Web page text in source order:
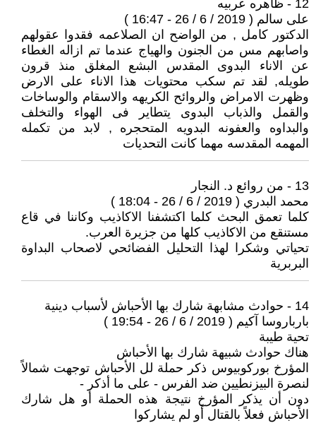
12 - ظاهره عربيه
على سالم ( 2019 / 6 / 26 - 16:47 )
الدكتور كامل , من الواضح ان الصلاعمه فقدوا عقولهم
واصابهم مس من الجنون والهياج عندما تم ازاله الغطاء
عن الاناء البدوى المقدس البشع المغلق منذ قرون
طويله, لقد تم سكب محتويات هذا الاناء على الارض
وظهرت الامراض والروائح الكريهه والاسقام والوساخات
والقمل والذباب البدوى يتطاير فى الهواء والتخلف
والبداوه والعفونه البدويه المتحجره , لابد من تكمله
المهمه المقدسه مهما كانت التحديات
13 - من روائع د. النجار
محمد البدري ( 2019 / 6 / 26 - 18:04 )
كلما تعمق البحث كلما اكتشفنا الاكاذيب وكاننا في قاع
مستنقع من الاكاذيب كلها من جزيرة العرب.
تحياتي وشكرا لهذا التحليل الفضائحي لاصحاب البداوة
البربرية
14 - حوادث مشابهة شارك بها الأحباش لأسباب دينية
بارباروسا آكيم ( 2019 / 6 / 26 - 19:54 )
تحية طيبة
هناك حوادث شبيهة شارك بها الأحباش
المؤرخ بوركوبيوس ذكر حملة لل الأحباش توجهت شمالاً
لنصرة البيزنطيين ضد الفرس - على ما أذكر -
دون أن يذكر المؤرخ نتيجة هذه الحملة أو هل شارك
الأحباش فعلاً بالقتال أَو لم يشاركوا